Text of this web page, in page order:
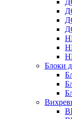
Блоки